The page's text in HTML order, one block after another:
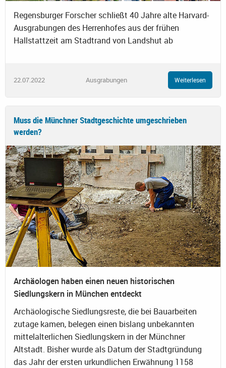
Regensburger Forscher schließt 40 Jahre alte Harvard-
Ausgrabungen des Herrenhofes aus der frühen
Hallstattzeit am Stadtrand von Landshut ab
22.07.2022 Ausgrabungen Weiterlesen
Muss die Münchner Stadtgeschichte umgeschrieben
werden?
Archäologen haben einen neuen historischen
Siedlungskern in München entdeckt
Archäologische Siedlungsreste, die bei Bauarbeiten
zutage kamen, belegen einen bislang unbekannten
mittelalterlichen Siedlungskern in der Münchner
Altstadt. Bisher wurde als Datum der Stadtgründung
das Jahr der ersten urkundlichen Erwähnung 1158